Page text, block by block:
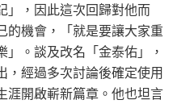
」，因此這次回歸對他而
的機會，「就是要讓大家重
。談及改名「金泰佑」，
，經過多次討論後確定使用
涯開啟嶄新篇章。他也坦言